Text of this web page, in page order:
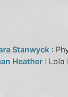
Stanwyck :
Heather :